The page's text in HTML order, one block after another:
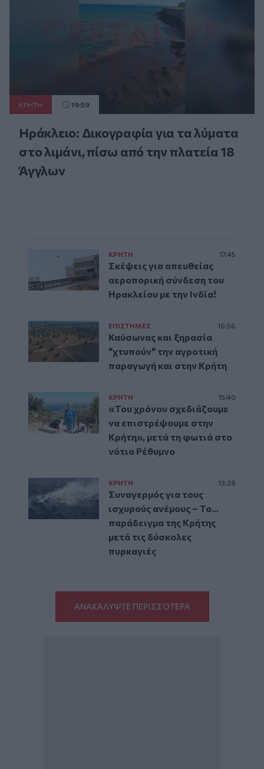
ΚΡΗΤΗ 19:59
Ηράκλειο: Δικογραφία για τα λύματα
στο λιμάνι, πίσω από την πλατεία 18
Άγγλων
ΚΡΗΤΗ 17:45
Σκέψεις για απευθείας
αεροπορική σύνδεση του
Ηρακλείου με την Ινδία!
ΕΠΙΣΤΗΜΕΣ 16:56
Καύσωνας και ξηρασία
"χτυπούν" την αγροτική
παραγωγή και στην Κρήτη
ΚΡΗΤΗ 15:40
«Του χρόνου σχεδιάζουμε
να επιστρέψουμε στην
Κρήτη», μετά τη φωτιά στο
νότιο Ρέθυμνο
ΚΡΗΤΗ 13:28
Συναγερμός για τους
ισχυρούς ανέμους – Το...
παράδειγμα της Κρήτης
μετά τις δύσκολες
πυρκαγιές
ΑΝΑΚΑΛΥΨΤΕ ΠΕΡΙΣΣΟΤΕΡΑ